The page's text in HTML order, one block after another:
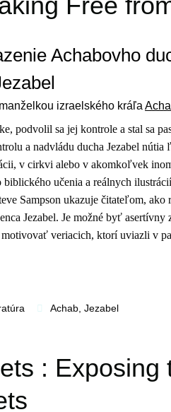
Achabovho
manželkou izraelského kráľa
podvolil sa jej kontrole a stal sa
a nadvládu ducha Jezabel nútia
v cirkvi alebo v akomkoľvek
učenia a reálnych
Sampson ukazuje čitateľom, ako
Jezabel. Je možné byť asertívny
motivovať veriacich, ktorí uviazli v
Achab, Jezabel
: Exposing